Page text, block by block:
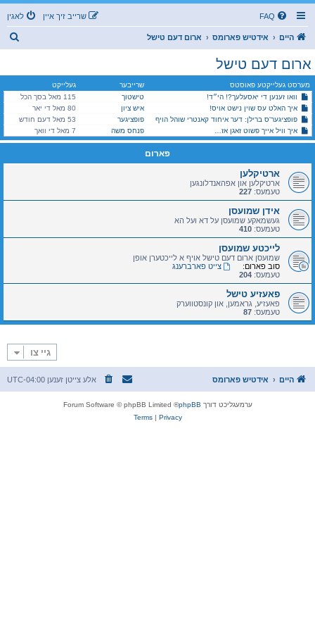
FAQ לאגין שרייב זיך איין
היים אידטיש פארומס ארום דעם טישל
ארום דעם טישל
מערסט געלייקטע פאוסטס שרייבער
געלייקט
וואו זענען די יאסעלעך?! הי״ד!
טישטוך
115 מאל בסך הכל
איך האלט עס שוין נישט אויס!
איש ציון
80 מאל די יאר
פופציגער'ס ברילן: דער איחוד קאנטרי שוהל הויף
פופציגער
53 מאל דעם חודש
איך וויל אייך פשוט זאגן אז…
פנחס משה 7 מאל די וואך
פארום
ארטיקלען
ארטיקלען און אפהאנדלונגען
טעמעס: 227
אידן שמועסן
געשמאקע שמועסן על דא ועל הא
טעמעס: 410
לייכטע שמועסן
שמועסן ארום דעם טישל אויף א לייכטערן אופן
סוב פארום:
צייט פארברענג
טעמעס: 204
פאעזיע טישל
פאעזיע, גראמען, און קונסטווערק
טעמעס: 87
גיי צו
היים אידטיש פארומס אלע צייטן זענען UTC-04:00
ערמעגליכט דורך phpBB
® Forum Software © phpBB Limited
Privacy
|
Terms